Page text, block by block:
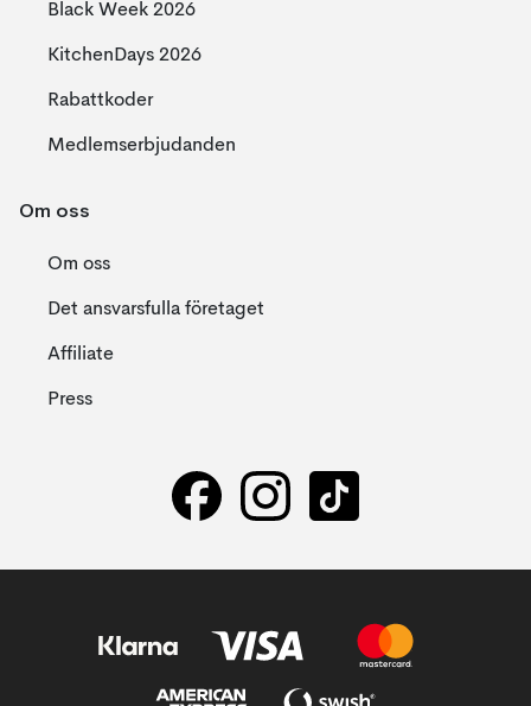
Black Week 2026
KitchenDays 2026
Rabattkoder
Medlemserbjudanden
Om oss
Om oss
Det ansvarsfulla företaget
Affiliate
Press